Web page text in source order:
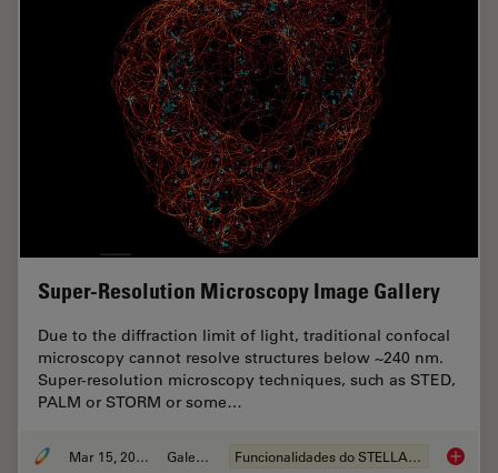
Super-Resolution Microscopy Image Gallery
Due to the diffraction limit of light, traditional confocal
microscopy cannot resolve structures below ~240 nm.
Super-resolution microscopy techniques, such as STED,
PALM or STORM or some…
Mar 15, 2024 Galeria Funcionalidades do STELLARIS Super-